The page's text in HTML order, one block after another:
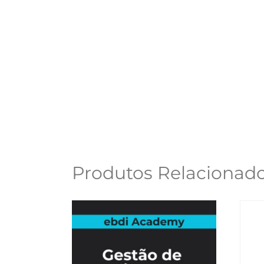
Produtos